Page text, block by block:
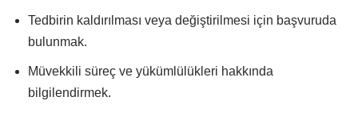
Tedbirin kaldırılması veya değiştirilmesi için başvuruda
bulunmak.
Müvekkili süreç ve yükümlülükleri hakkında
bilgilendirmek.